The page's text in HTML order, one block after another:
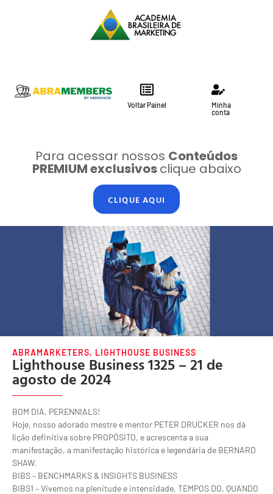
Voltar Painel
Minha
conta
Para acessar nossos Conteúdos
PREMIUM exclusivosclique abaixo
CLIQUE AQUI
ABRAMARKETERS, LIGHTHOUSE BUSINESS
Lighthouse Business 1325 – 21 de
agosto de 2024
BOM DIA, PERENNIALS!
Hoje, nosso adorado mestre e mentor PETER DRUCKER nos dá
lição definitiva sobre PROPÓSITO, e acrescenta a sua
manifestação, a manifestação histórica e legendária de BERNARD
SHAW.
BIBS – BENCHMARKS & INSIGHTS BUSINESS
BIBS1 – Vivemos na plenitude e intensidade, TEMPOS DO, QUANDO